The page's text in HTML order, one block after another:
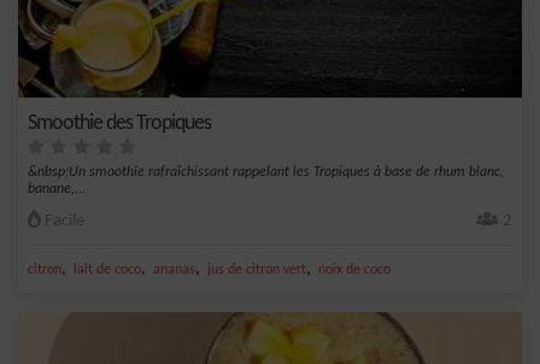
Smoothie des Tropiques
&nbsp;Un smoothie rafraîchissant rappelant les Tropiques à base de rhum blanc,
banane,...
Facile 2
citron, lait de coco, ananas, jus de citron vert, noix de coco